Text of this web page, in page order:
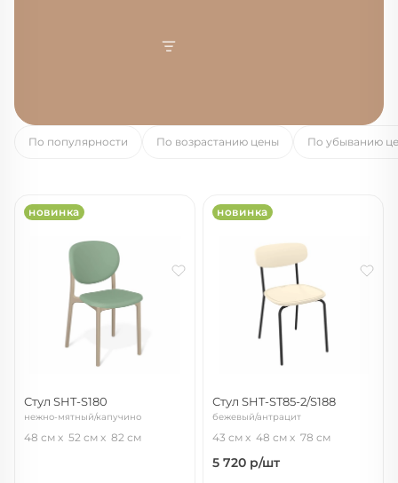
По популярности По возрастанию цены По убыванию
новинка
Стул SHT-S180
нежно-мятный/капучино
48 см 52 см 82 см
новинка
Стул SHT-ST85-2/S188
бежевый/антрацит
43 см 48 см 78 см
5 720 р/шт